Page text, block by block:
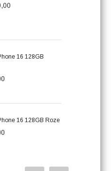
16 128GB
16 128GB Roze